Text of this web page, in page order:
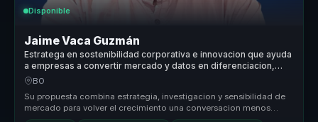
Disponible
Jaime Vaca Guzmán
Estratega en sostenibilidad corporativa e innovacion que ayuda
a empresas a convertir mercado y datos en diferenciacion,
crecimiento y criterio.
BO
Su propuesta combina estrategia, investigacion y sensibilidad de
mercado para volver el crecimiento una conversacion menos
intuitiva y ma...